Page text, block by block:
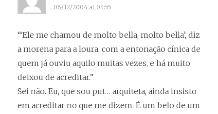
06/12/2004 at 04:55
“‘Ele me chamou de molto bella, molto bella’, diz
a morena para a loura, com a entonação cínica de
quem já ouviu aquilo muitas vezes, e há muito
deixou de acreditar.”
Sei não. Eu, que sou put… arquiteta, ainda insisto
em acreditar no que me dizem. É um belo de um